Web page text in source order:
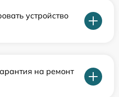
устройство
на ремонт